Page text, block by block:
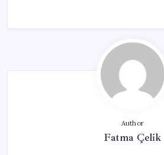
Author
Fatma Çelik